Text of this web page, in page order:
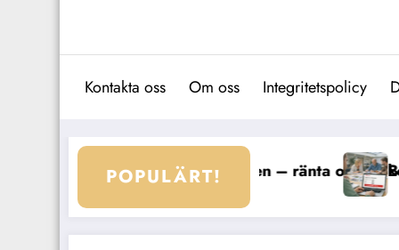
Kontakta oss Om oss Integritetspolicy
POPULÄRT!
– ränta och villkorBolån ICA Banken – räntor,